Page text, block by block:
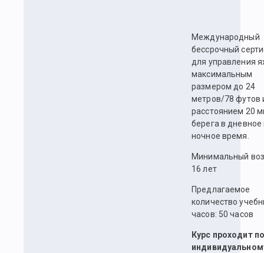
Международный
бессрочный
для управления
максимальным
размером до 24
метров/78 футов
расстоянием 20
берега в дневное
ночное время.
Минимальный
16 лет
Предлагаемое
количество
часов: 50 часов
Курс проходит